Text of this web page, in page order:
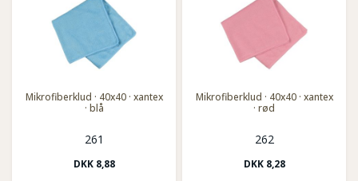
Mikrofiberklud · 40x40 · xantex
· blå
261
DKK 8,88
Mikrofiberklud · 40x40 · xantex
· rød
262
DKK 8,28